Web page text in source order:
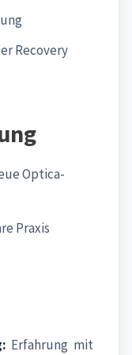
Recovery
Optica-
Praxis
Erfahrung mit